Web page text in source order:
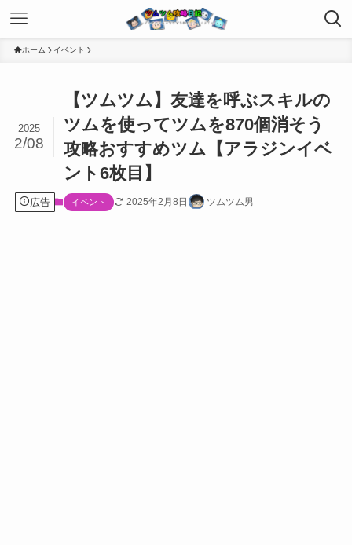
ホーム イベント
【ツムツム】友達を呼ぶスキルの
ツムを使ってツムを870個消そう
攻略おすすめツム【アラジンイベ
ント6枚目】
2025
2/08
広告 イベント 2025年2月8日 ツムツム男